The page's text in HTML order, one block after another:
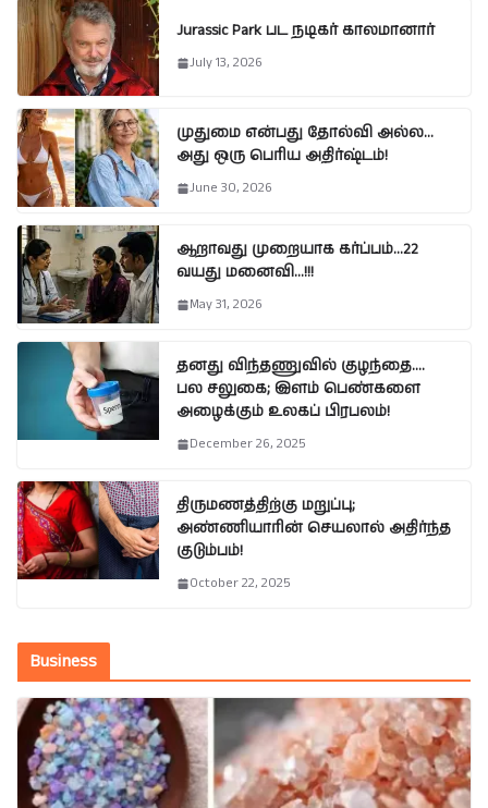
Jurassic Park பட நடிகர் காலமானார்
July 13, 2026
முதுமை என்பது தோல்வி அல்ல…
அது ஒரு பெரிய அதிர்ஷ்டம்!
June 30, 2026
ஆறாவது முறையாக கர்ப்பம்…22
வயது மனைவி…!!!
May 31, 2026
தனது விந்தணுவில் குழந்தை….
பல சலுகை; இளம் பெண்களை
அழைக்கும் உலகப் பிரபலம்!
December 26, 2025
திருமணத்திற்கு மறுப்பு;
அண்ணியாரின் செயலால் அதிர்ந்த
குடும்பம்!
October 22, 2025
Business